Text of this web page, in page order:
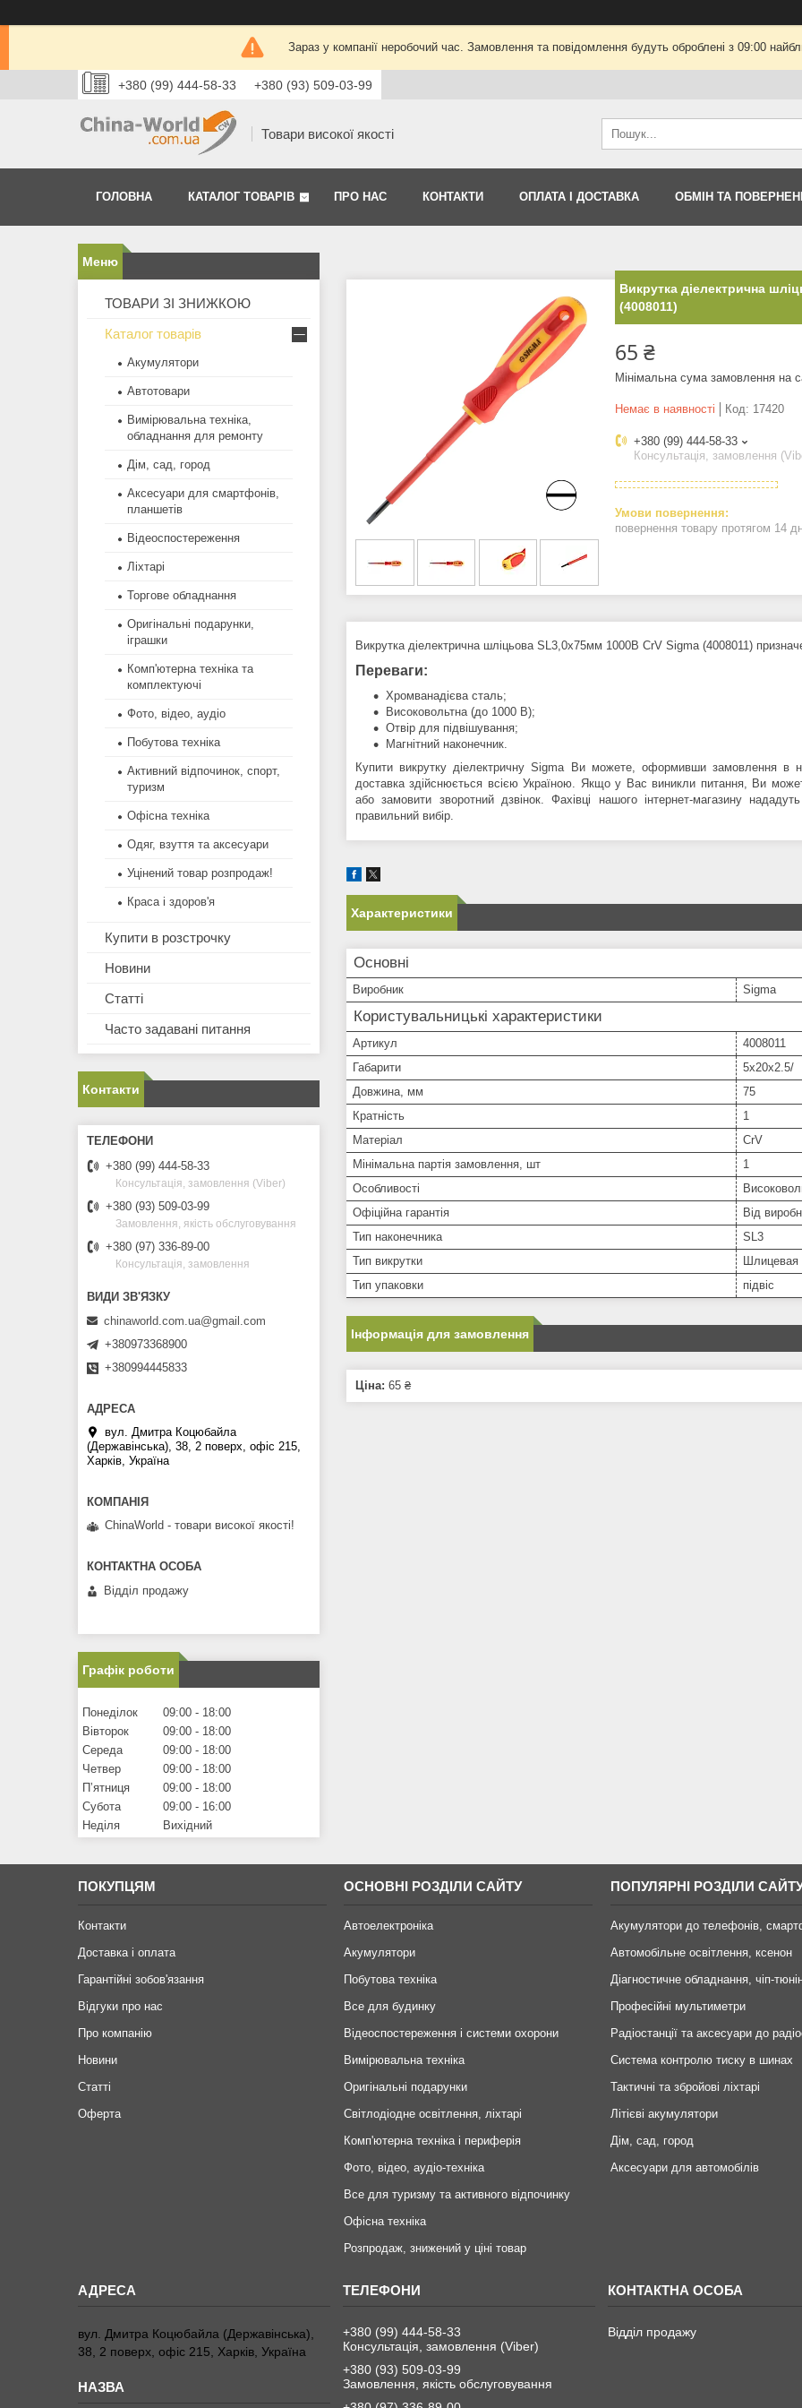
Зараз у компанії неробочий час. Замовлення та повідомлення будуть оброблені з 09:00
+380 (99) 444-58-33 +380 (93) 509-03-99
Товари високої якості
ГОЛОВНА КАТАЛОГ ТОВАРІВ ПРО НАС КОНТАКТИ ОПЛАТА І ДОСТАВКА ОБМІН ТА
Викрутка діелектрична
(4008011)
65 ₴
Мінімальна сума замовлення на
Немає в наявності Код: 17420
+380 (99) 444-58-33
Консультація, замовлення
повернення товару протягом 14
Викрутка діелектрична шліцьова SL3,0x75мм 1000В CrV Sigma (4008011)
Переваги:
Хромванадієва сталь;
Високовольтна (до 1000 В);
Отвір для підвішування;
Магнітний наконечник.
Купити викрутку діелектричну Sigma Ви можете, оформивши замовлення в
доставка здійснюється всією Україною. Якщо у Вас виникли питання, Ви
або замовити зворотний дзвінок. Фахівці нашого інтернет-магазину
правильний вибір.
Характеристики
Основні
Виробник Sigma
Користувальницькі характеристики
Артикул
4008011
Габарити
5x20x2.5/
Довжина, мм
75
Кратність
1
Матеріал
CrV
Мінімальна партія замовлення, шт
1
Особливості
Офіційна гарантія
Від
Тип наконечника
SL3
Тип викрутки
Шлицевая
Тип упаковки
підвіс
Інформація для замовлення
Ціна: 65 ₴
ТОВАРИ ЗІ ЗНИЖКОЮ
Каталог товарів
Акумулятори
Автотовари
Вимірювальна техніка,
обладнання для ремонту
Дім, сад, город
Аксесуари для смартфонів,
планшетів
Відеоспостереження
Ліхтарі
Торгове обладнання
Оригінальні подарунки,
іграшки
Комп'ютерна техніка та
комплектуючі
Фото, відео, аудіо
Побутова техніка
Активний відпочинок, спорт,
туризм
Офісна техніка
Одяг, взуття та аксесуари
Уцінений товар розпродаж!
Краса і здоров'я
Купити в розстрочку
Новини
Статті
Часто задавані питання
Контакти
+380 (99) 444-58-33
Консультація, замовлення (Viber)
+380 (93) 509-03-99
Замовлення, якість обслуговування
+380 (97) 336-89-00
Консультація, замовлення
chinaworld.com.ua@gmail.com
+380973368900
+380994445833
вул. Дмитра Коцюбайла
(Державінська), 38, 2 поверх, офіс 215,
Харків, Україна
ChinaWorld - товари високої якості!
Відділ продажу
Графік роботи
Понеділок 09:00
18:00
Вівторок
09:00
18:00
Середа
09:00
18:00
Четвер
09:00
18:00
Пʼятниця
09:00
18:00
Субота
09:00
16:00
Неділя
Вихідний
ПОКУПЦЯМ
Контакти
Доставка і оплата
Гарантійні зобов'язання
Відгуки про нас
Про компанію
Новини
Статті
Оферта
ОСНОВНІ РОЗДІЛИ САЙТУ
Автоелектроніка
Акумулятори
Побутова техніка
Все для будинку
Відеоспостереження і системи охорони
Вимірювальна техніка
Оригінальні подарунки
Світлодіодне освітлення, ліхтарі
Комп'ютерна техніка і периферія
Фото, відео, аудіо-техніка
Все для туризму та активного відпочинку
Офісна техніка
Розпродаж, знижений у ціні товар
ПОПУЛЯРНІ РОЗДІЛИ
Акумулятори до телефонів,
Автомобільне освітлення, ксенон
Діагностичне обладнання, чіп-
Професійні мультиметри
Радіостанції та аксесуари до
Система контролю тиску в шинах
Тактичні та збройові ліхтарі
Літієві акумулятори
Дім, сад, город
Аксесуари для автомобілів
вул. Дмитра Коцюбайла (Державінська),
38, 2 поверх, офіс 215, Харків, Україна
+380 (99) 444-58-33
Консультація, замовлення (Viber)
+380 (93) 509-03-99
Замовлення, якість обслуговування
Відділ продажу